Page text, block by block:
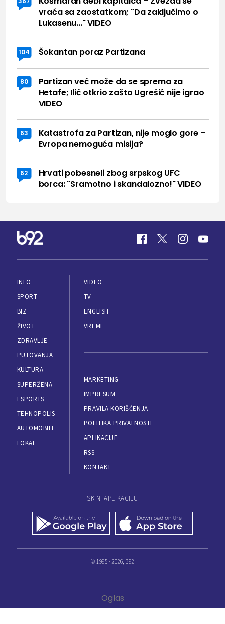
vraća sa zaostatkom; "Da zaključimo o
Lukasenu..." VIDEO
104 Šokantan poraz Partizana
80
Partizan već može da se sprema za
Hetafe; Ilić otkrio zašto Ugrešić nije igrao
VIDEO
63
Katastrofa za Partizan, nije moglo gore –
Evropa nemoguća misija?
62
Hrvati pobesneli zbog srpskog UFC
borca: "Sramotno i skandalozno!" VIDEO
INFO
SPORT
BIZ
ŽIVOT
ZDRAVLJE
PUTOVANJA
KULTURA
SUPERŽENA
ESPORTS
TEHNOPOLIS
AUTOMOBILI
LOKAL
VIDEO
TV
ENGLISH
VREME
MARKETING
IMPRESUM
PRAVILA KORIŠĆENJA
POLITIKA PRIVATNOSTI
APLIKACIJE
RSS
KONTAKT
SKINI APLIKACIJU
© 1995 - 2026, B92